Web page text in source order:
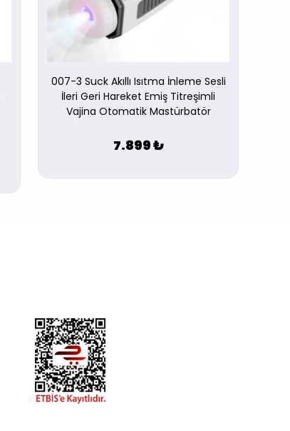
007-3 Suck Akıllı Isıtma İnleme Sesli
İleri Geri Hareket Emiş Titreşimli
Vajina Otomatik Mastürbatör
7.899 ₺